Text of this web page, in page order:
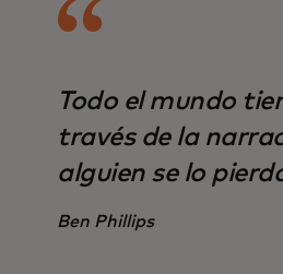
Todo el mundo
través de la
alguien se lo
Ben Phillips